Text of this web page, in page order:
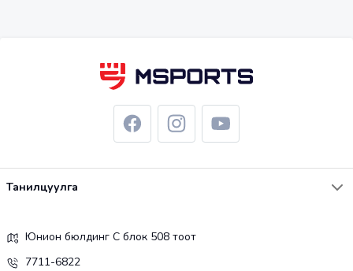
Танилцуулга
Юнион бюлдинг С блок 508 тоот
7711-6822